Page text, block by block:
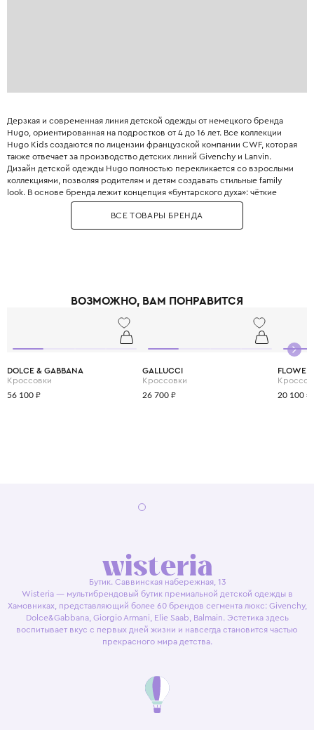
Дерзкая и современная линия детской одежды от немецкого бренда
Hugo, ориентированная на подростков от 4 до 16 лет. Все коллекции
Hugo Kids создаются по лицензии французской компании CWF, которая
также отвечает за производство детских линий Givenchy и Lanvin.
Дизайн детской одежды Hugo полностью перекликается со взрослыми
коллекциями, позволяя родителям и детям создавать стильные family
look. В основе бренда лежит концепция «бунтарского духа»: чёткие
силуэты, монохромные решения и смелое использование логотипов. В
ассортименте представлены удобные футболки, свитшоты и худи с
красным логотипом Hugo, который является главной фишкой бренда.
рубашки и платья для особых случаев. Бренд предлагает широкий выбор
холодного сезона. Hugo Kids создан для городских модников и юных
законодателей моды, которые хотят выделяться среди сверстников.
ВСЕ ТОВАРЫ БРЕНДА
ВОЗМОЖНО, ВАМ ПОНРАВИТСЯ
DOLCE & GABBANA
Кроссовки
56 100 ₽
GALLUCCI
Кроссовки
26 700 ₽ 20 100 ₽
Бутик. Саввинская набережная, 13
Wisteria — мультибрендовый бутик премиальной детской одежды в
Хамовниках, представляющий более 60 брендов сегмента люкс: Givenchy,
Dolce&Gabbana, Giorgio Armani, Elie Saab, Balmain. Эстетика здесь
воспитывает вкус с первых дней жизни и навсегда становится частью
прекрасного мира детства.